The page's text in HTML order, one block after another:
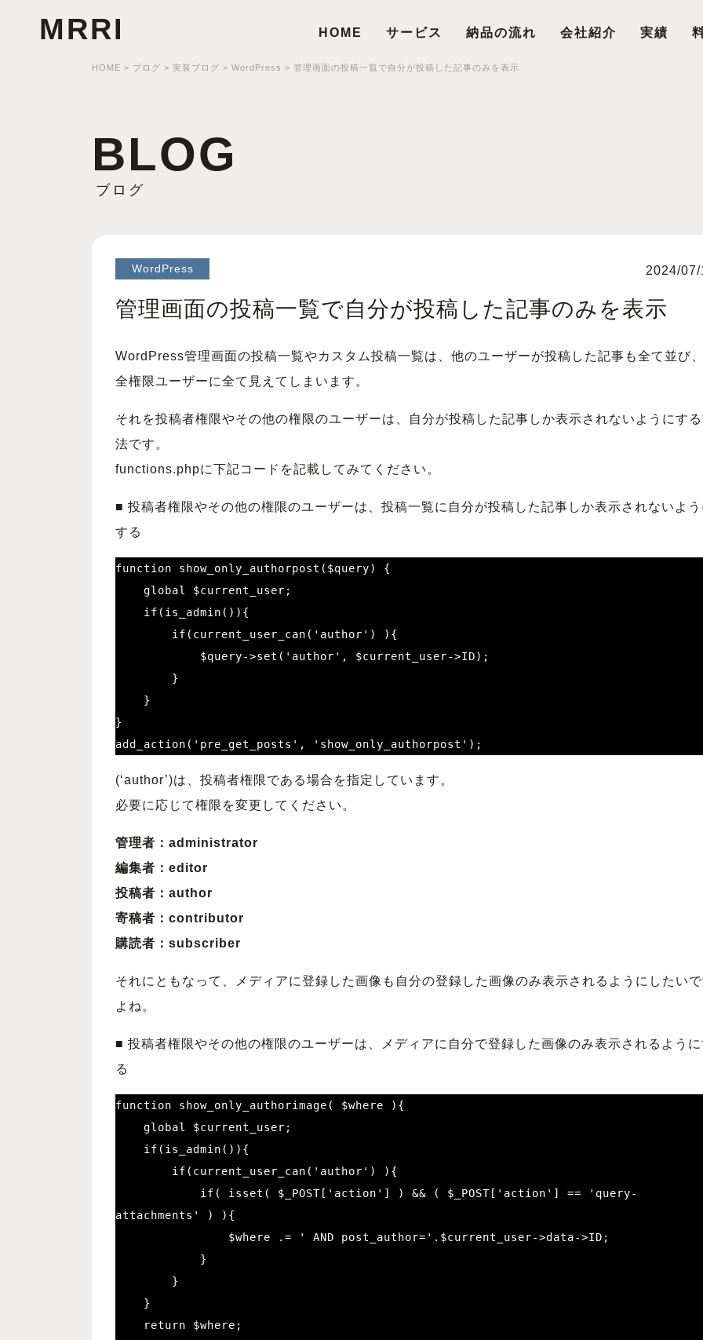
MRRI HOME サービス 納品の流れ 会社紹介 実績
HOME > ブログ > 実装ブログ > WordPress > 管理画面の投稿一覧で自分が投稿した記事のみを表示
BLOG
ブログ
WordPress 2024/07/
管理画面の投稿一覧で自分が投稿した記事のみを表示
WordPress管理画面の投稿一覧やカスタム投稿一覧は、他のユーザーが投稿した記事も全て並び
全権限ユーザーに全て見えてしまいます。
それを投稿者権限やその他の権限のユーザーは、自分が投稿した記事しか表示されないようにす
法です。
functions.phpに下記コードを記載してみてください。
■ 投稿者権限やその他の権限のユーザーは、投稿一覧に自分が投稿した記事しか表示されないよ
する
function show_only_authorpost($query) {
}
add_action('pre_get_posts', 'show_only_authorpost');
(‘author’)は、投稿者権限である場合を指定しています。
必要に応じて権限を変更してください。
管理者：administrator
編集者：editor
投稿者：author
寄稿者：contributor
購読者：subscriber
それにともなって、メディアに登録した画像も自分の登録した画像のみ表示されるようにしたい
よね。
■ 投稿者権限やその他の権限のユーザーは、メディアに自分で登録した画像のみ表示されるよう
る
function show_only_authorimage( $where ){
attachments' ) ){